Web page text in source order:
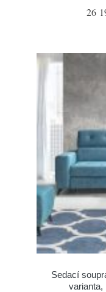
26
Sedací
varianta,